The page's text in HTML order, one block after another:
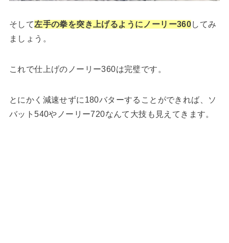
そして左手の拳を突き上げるようにノーリー360してみ
ましょう。
これで仕上げのノーリー360は完璧です。
とにかく減速せずに180バターすることができれば、ソ
バット540やノーリー720なんて大技も見えてきます。